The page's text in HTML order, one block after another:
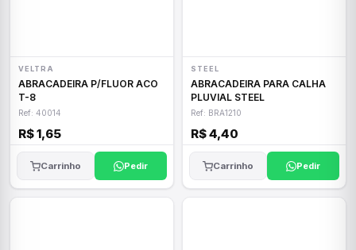
VELTRA
ABRACADEIRA P/FLUOR ACO
T-8
Ref: 40014
R$ 1,65
Carrinho Pedir
STEEL
ABRACADEIRA PARA CALHA
PLUVIAL STEEL
Ref: BRA1210
R$ 4,40
Carrinho Pedir